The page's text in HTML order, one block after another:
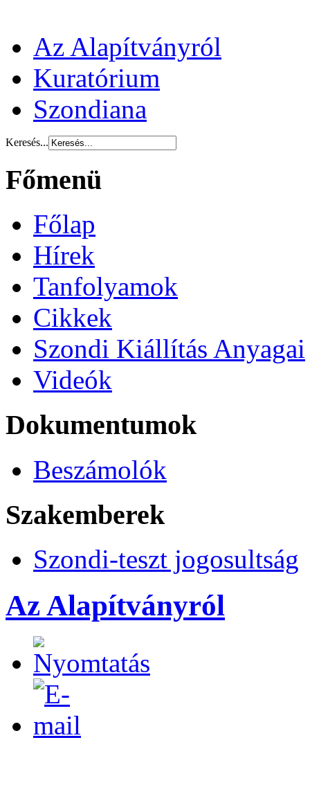
Az Alapítványról
Kuratórium
Szondiana
Keresés...
Főmenü
Főlap
Hírek
Tanfolyamok
Cikkek
Szondi Kiállítás Anyagai
Videók
Dokumentumok
Beszámolók
Szakemberek
Szondi-teszt jogosultság
Az Alapítványról